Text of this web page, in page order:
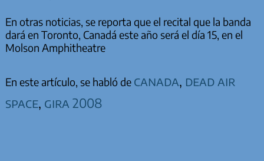
En otras noticias, se reporta que el recital que la banda
dará en Toronto, Canadá este año será el día 15, en el
Molson Amphitheatre
En este artículo, se habló de canada, dead air
space, gira 2008